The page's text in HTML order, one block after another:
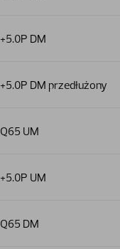
+5.0P DM
+5.0P DM przedłużony
Q65 UM
+5.0P UM
Q65 DM